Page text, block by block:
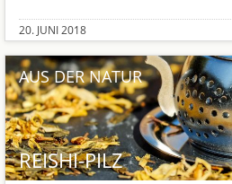
20. JUNI 2018
REISHI-PILZ
AUS DER NATUR